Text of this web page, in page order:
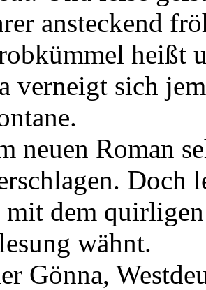
ansteckend
heißt
verneigt sich
neuen Roman
Doch
mit dem
wähnt.
Gönna,